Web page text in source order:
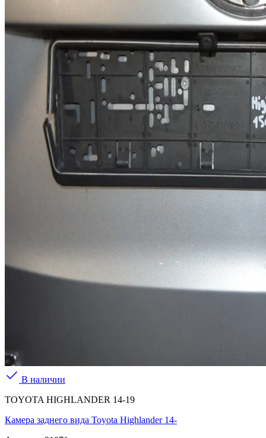
В наличии
TOYOTA HIGHLANDER 14-19
Камера заднего вида Toyota Highlander 14-